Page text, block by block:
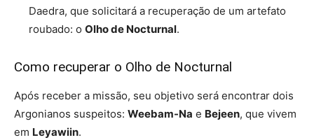
Daedra, que solicitará a recuperação de um artefato
roubado: o Olho de Nocturnal.
Como recuperar o Olho de Nocturnal
Após receber a missão, seu objetivo será encontrar dois
Argonianos suspeitos: Weebam-Na e Bejeen, que vivem
em Leyawiin.